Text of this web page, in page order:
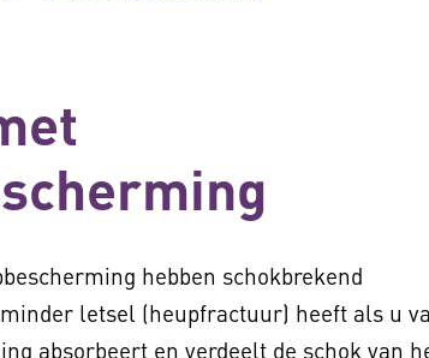
hebben schokbrekend
letsel (heupfractuur) heeft als u
absorbeert en verdeelt de schok van